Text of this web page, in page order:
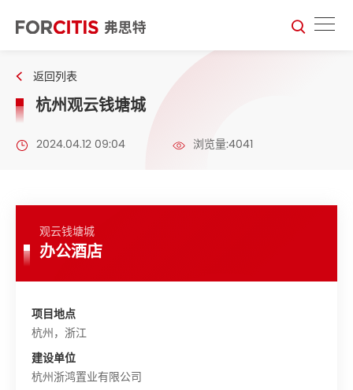
返回列表
杭州观云钱塘城
2024.04.12 09:04 浏览量:4041
观云钱塘城
办公酒店
项目地点
杭州，浙江
建设单位
杭州浙鸿置业有限公司